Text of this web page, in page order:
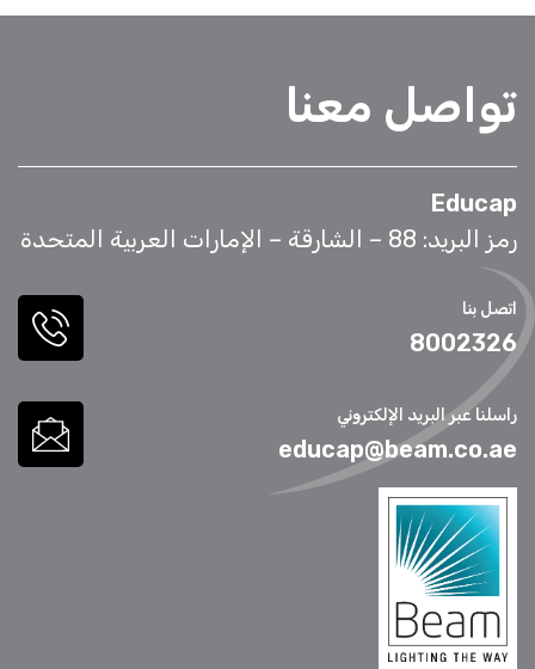
تواصل معنا
Educap
رمز البريد: 88 – الشارقة – الإمارات العربية المتحدة
اتصل بنا
8002326
راسلنا عبر البريد الإلكتروني
educap@beam.co.ae